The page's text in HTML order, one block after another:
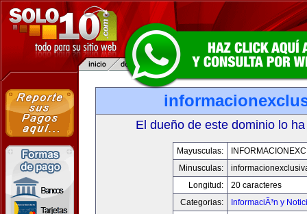
El dueño de este dominio lo
Mayusculas:
Minusculas:
Longitud:
20 caracteres
Categorias:
InformaciÃ³n y